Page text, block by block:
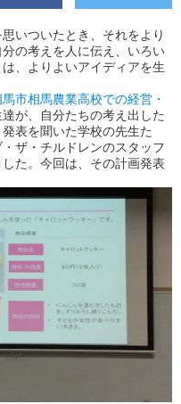
いついたとき、それをより
の考えを人に伝え、いろい
、よりよいアイディアを生
馬市相馬農業高校での経営・
が、自分たちの考え出した
表を聞いた学校の先生た
ザ・チルドレンのスタッフ
た。今回は、その計画発表